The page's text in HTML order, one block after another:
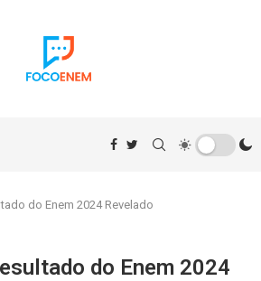
do Enem 2024 Revelado
do Enem 2024